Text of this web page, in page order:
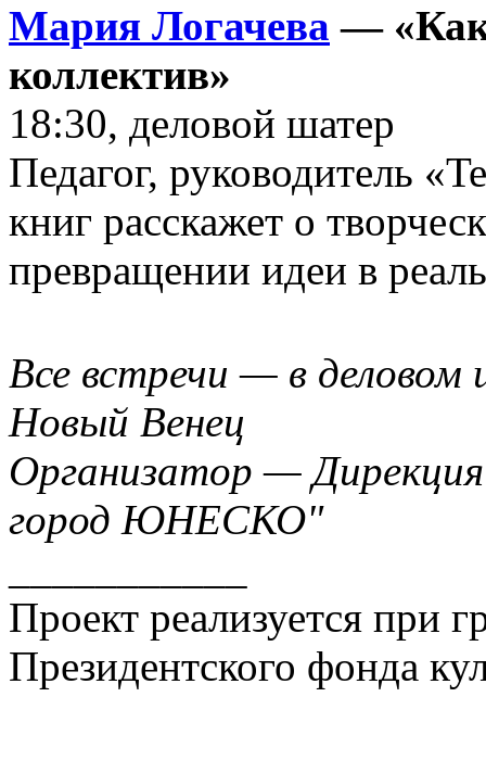
Мария Логачева — «Как
коллектив»
18:30, деловой шатер
Педагог, руководитель
книг расскажет о
превращении идеи в
Все встречи — в
Новый Венец
Организатор —
город ЮНЕСКО"
Проект реализуется при
Президентского фонда